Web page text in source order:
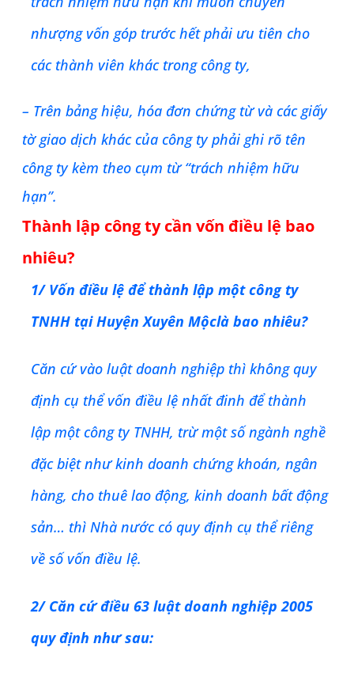
nhượng vốn góp trước hết phải ưu tiên cho
các thành viên khác trong công ty,
– Trên bảng hiệu, hóa đơn chứng từ và các giấy
tờ giao dịch khác của công ty phải ghi rõ tên
công ty kèm theo cụm từ “trách nhiệm hữu
hạn”.
Thành lập công ty cần vốn điều lệ bao
nhiêu?
1/ Vốn điều lệ để thành lập một công ty
TNHH tạiHuyện Xuyên Mộclà bao nhiêu?
Căn cứ vào luật doanh nghiệp thì không quy
định cụ thể vốn điều lệ nhất đinh để thành
lập một công ty TNHH, trừ một số ngành nghề
đặc biệt như kinh doanh chứng khoán, ngân
hàng, cho thuê lao động, kinh doanh bất động
sản… thì Nhà nước có quy định cụ thể riêng
về số vốn điều lệ.
2/ Căn cứ điều 63 luật doanh nghiệp 2005
quy định như sau: